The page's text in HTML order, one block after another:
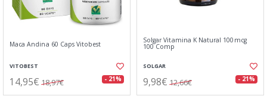
Maca Andina 60 Caps Vitobest
VITOBEST
14,95€ 18,97€ - 21%
Solgar Vitamina K Natural 100mcg
100 Comp
SOLGAR
9,98€ 12,66€ - 21%